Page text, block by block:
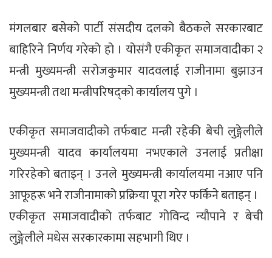
मंगलबार बसेको पार्टी संसदीय दलको बैठकले सरकारबाट
बाहिरिने निर्णय गरेको हो । योसंगै एकीकृत समाजवादीका २
मन्त्री मुख्यमन्त्री सरोजकुमार यादवलाई राजीनामा बुझाउन
मुख्यमन्त्री तथा मन्त्रीपरिषद्को कार्यालय पुगे ।
एकीकृत समाजवादीको तर्फबाट मन्त्री रहेकी बेची लुङ्गेलीले
मुख्यमन्त्री यादव कार्यालयमा नभएकाले उनलाई प्रतीक्षा
गरिरहेको बताइन् । उनले मुख्यमन्त्री कार्यालयमा नआए पनि
आफूहरू भने राजीनामाको प्रक्रिया पूरा गरेर फर्किने बताइन् ।
एकीकृत समाजवादीको तर्फबाट गोविन्द न्यौपाने र बेची
लुङ्गेलीले मधेस सरकारकामा सहभागी थिए ।